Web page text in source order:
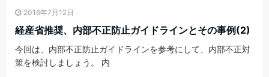
2016年7月12日
経産省推奨、内部不正防止ガイドラインとその事例(2)
今回は、内部不正防止ガイドラインを参考にして、内部不正対
策を検討しましょう。 内